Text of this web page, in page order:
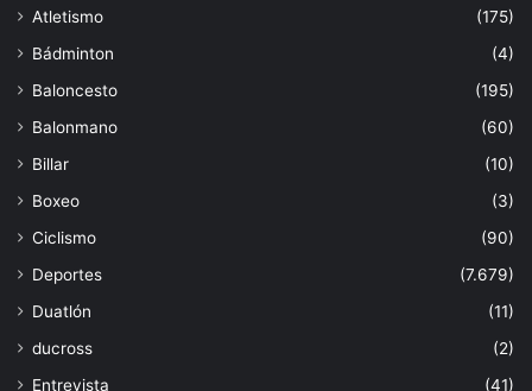
Atletismo
(175)
Bádminton
(4)
Baloncesto
(195)
Balonmano
(60)
Billar
(10)
Boxeo
(3)
Ciclismo
(90)
Deportes
(7.679)
Duatlón
(11)
ducross
(2)
Entrevista
(41)